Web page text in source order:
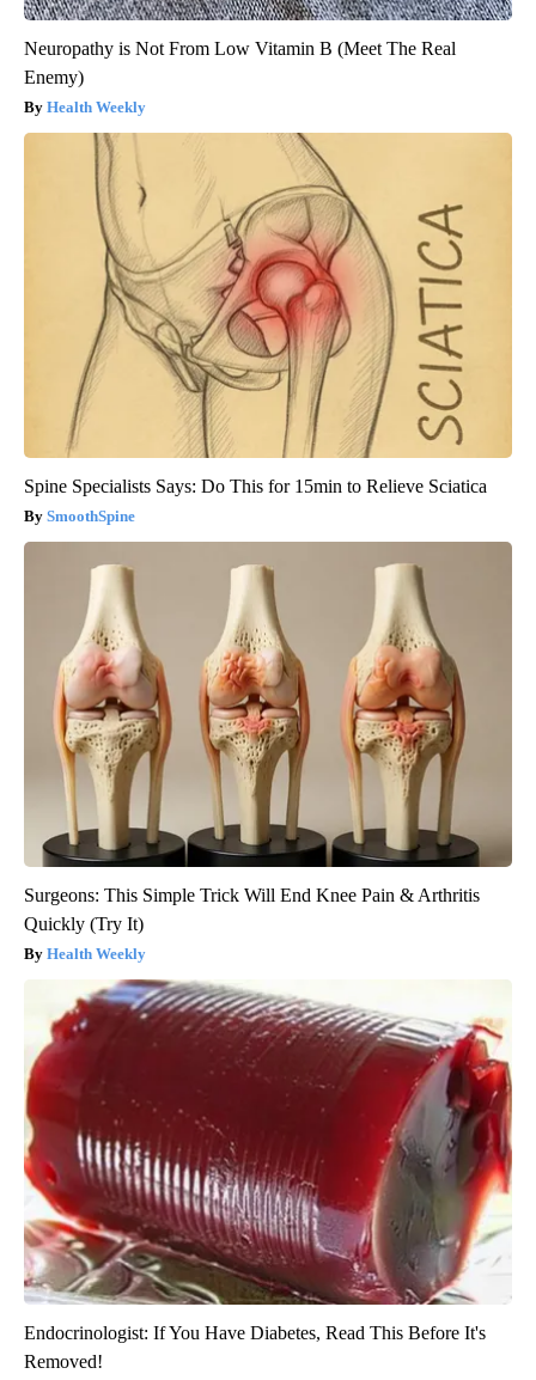
Neuropathy is Not From Low Vitamin B (Meet The Real
Enemy)
Health Weekly
Spine Specialists Says: Do This for 15min to Relieve Sciatica
SmoothSpine
Surgeons: This Simple Trick Will End Knee Pain & Arthritis
Quickly (Try It)
Health Weekly
Endocrinologist: If You Have Diabetes, Read This Before It's
Removed!